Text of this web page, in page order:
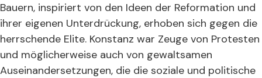
Bauern, inspiriert von den Ideen der Reformation und
ihrer eigenen Unterdrückung, erhoben sich gegen die
herrschende Elite. Konstanz war Zeuge von Protesten
und möglicherweise auch von gewaltsamen
Auseinandersetzungen, die die soziale und politische